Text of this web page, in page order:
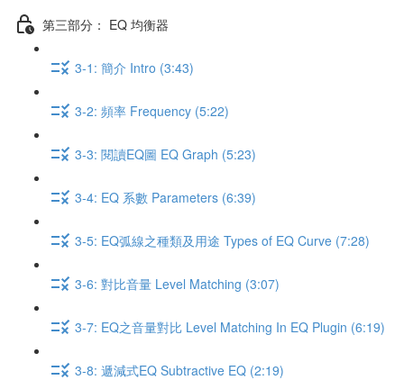
第三部分： EQ 均衡器
3-1: 簡介 Intro (3:43)
3-2: 頻率 Frequency (5:22)
3-3: 閱讀EQ圖 EQ Graph (5:23)
3-4: EQ 系數 Parameters (6:39)
3-5: EQ弧線之種類及用途 Types of EQ Curve (7:28)
3-6: 對比音量 Level Matching (3:07)
3-7: EQ之音量對比 Level Matching In EQ Plugin (6:19)
3-8: 遞減式EQ Subtractive EQ (2:19)